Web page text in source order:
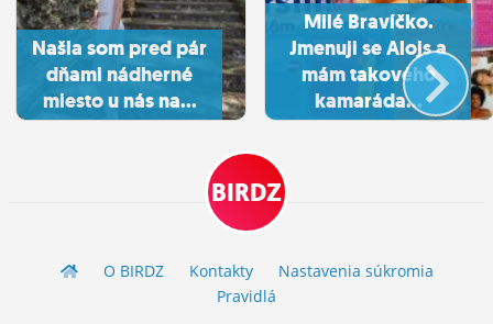
Našla som pred pár
dňami nádherné
miesto u nás na...
Milé Bravíčko.
Jmenuji se Alojs a
mám takového
kamaráda...
BIRDZ
O BIRDZ Kontakty
Nastavenia súkromia
Pravidlá